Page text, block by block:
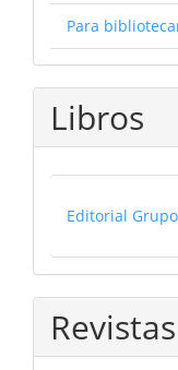
Para
Libros
Editorial